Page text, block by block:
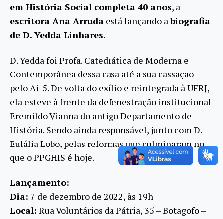
em História Social completa 40 anos, a
escritora Ana Arruda está lançando abiografia
de D. Yedda Linhares.
D. Yedda foi Profa. Catedrática de Moderna e
Contemporânea dessa casa até a sua cassação
pelo Ai-5. De volta do exílio e reintegrada à UFRJ,
ela esteve à frente da defenestração institucional
Eremildo Vianna do antigo Departamento de
História. Sendo ainda responsável, junto com D.
Eulália Lobo, pelas reformas que culminaram no
que o PPGHIS é hoje.
Lançamento:
Dia: 7 de dezembro de 2022, às 19h
Local: Rua Voluntários da Pátria, 35 – Botagofo –